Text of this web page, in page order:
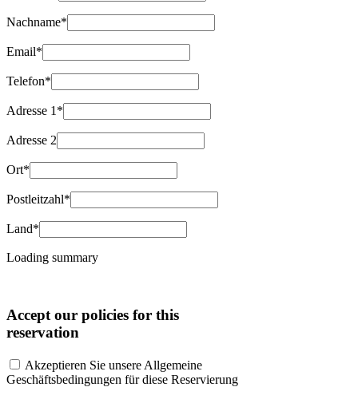
Nachname*
Email*
Telefon*
Adresse 1*
Adresse 2
Ort*
Postleitzahl*
Land*
Loading summary
Accept our policies for this
reservation
Akzeptieren Sie unsere Allgemeine
Geschäftsbedingungen für diese Reservierung